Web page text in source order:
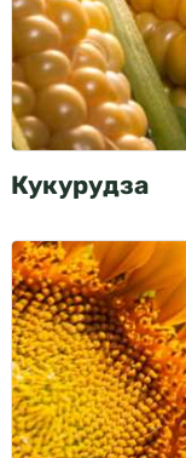
Кукурудза